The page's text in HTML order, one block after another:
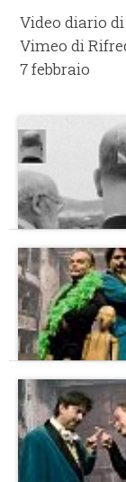
Video diario
Vimeo di
7 febbraio